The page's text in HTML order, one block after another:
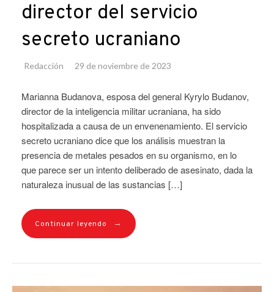
director del servicio
secreto ucraniano
Redacción 29 de noviembre de 2023
Marianna Budanova, esposa del general Kyrylo Budanov,
director de la inteligencia militar ucraniana, ha sido
hospitalizada a causa de un envenenamiento. El servicio
secreto ucraniano dice que los análisis muestran la
presencia de metales pesados en su organismo, en lo
que parece ser un intento deliberado de asesinato, dada la
naturaleza inusual de las sustancias […]
Continuar leyendo →